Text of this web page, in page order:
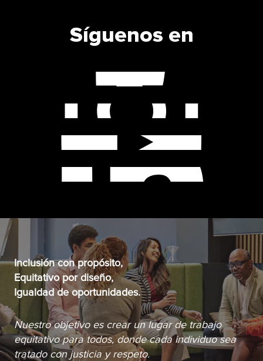
Síguenos en
Inclusión con propósito,
Equitativo por diseño,
Igualdad de oportunidades.
Nuestro objetivo es crear un lugar de trabajo
equitativo para todos, donde cada individuo sea
tratado con justicia y respeto.